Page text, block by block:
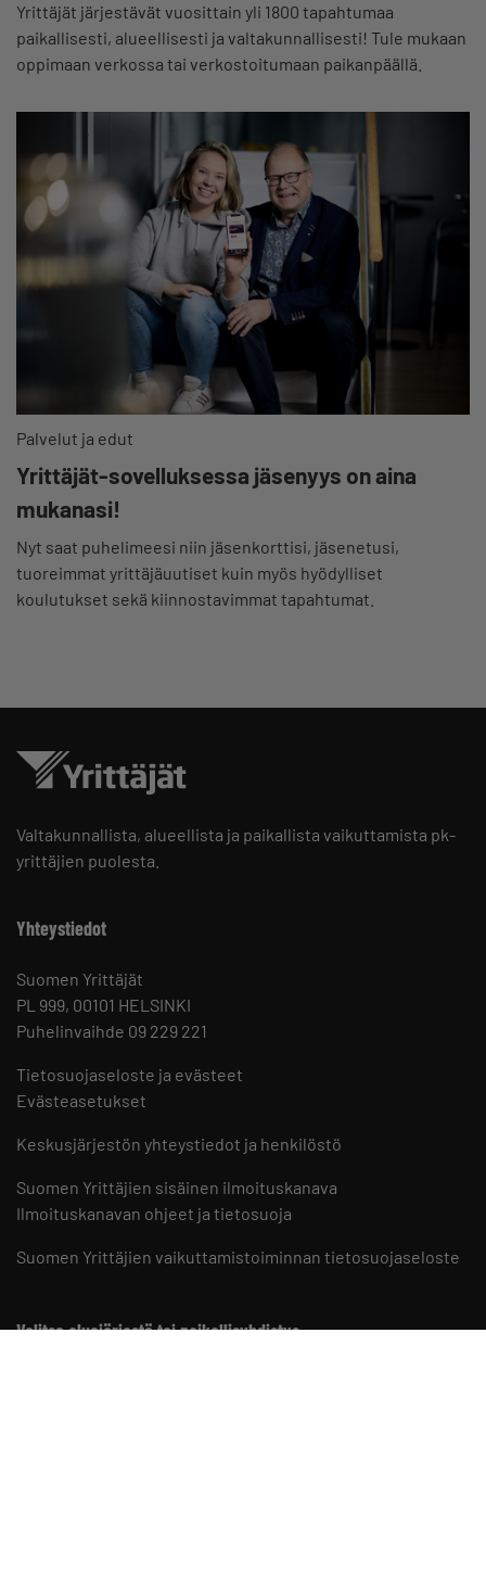
Yrittäjät järjestävät vuosittain yli 1800 tapahtumaa
paikallisesti, alueellisesti ja valtakunnallisesti! Tule mukaan
oppimaan verkossa tai verkostoitumaan paikanpäällä.
Palvelut ja edut
Yrittäjät-sovelluksessa jäsenyys on aina
mukanasi!
Nyt saat puhelimeesi niin jäsenkorttisi, jäsenetusi,
tuoreimmat yrittäjäuutiset kuin myös hyödylliset
koulutukset sekä kiinnostavimmat tapahtumat.
Valtakunnallista, alueellista ja paikallista vaikuttamista pk-
yrittäjien puolesta.
Yhteystiedot
Suomen Yrittäjät
PL 999, 00101 HELSINKI
Puhelinvaihde 09 229 221
Tietosuojaseloste ja evästeet
Evästeasetukset
Keskusjärjestön yhteystiedot ja henkilöstö
Suomen Yrittäjien sisäinen ilmoituskanava
Ilmoituskanavan ohjeet ja tietosuoja
Suomen Yrittäjien vaikuttamistoiminnan tietosuojaseloste
Valitse aluejärjestö tai paikallisyhdistys